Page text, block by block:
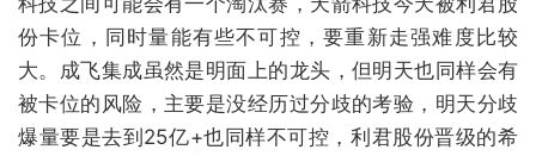
份卡位，同时量能有些不可控，要重新走强难度比较
大。成飞集成虽然是明面上的龙头，但明天也同样会有
被卡位的风险，主要是没经历过分歧的考验，明天分歧
爆量要是去到25亿+也同样不可控，利君股份晋级的希